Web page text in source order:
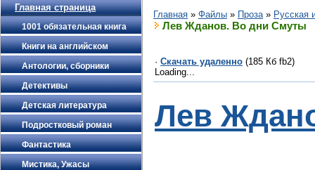
Главная страница
1001 обязательная книга
Книги на английском
Антологии, сборники
Детективы
Детская литература
Подростковый роман
Фантастика
Мистика, Ужасы
Главная » Файлы » Проза» Русская
Лев Жданов. Во дни Смуты
· Скачать удаленно (185 Кб fb2)
Loading...
Лев